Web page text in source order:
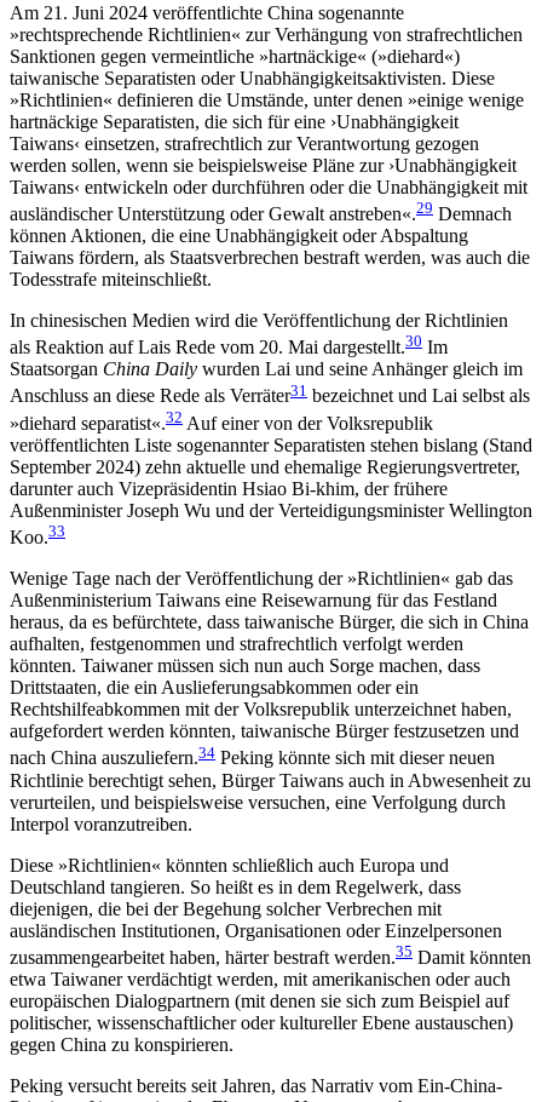
Am 21. Juni 2024 veröffentlichte China sogenannte
»rechtsprechende Richtlinien« zur Verhängung von strafrechtlichen
Sanktionen gegen vermeintliche »hartnäckige« (»diehard«)
taiwanische Separatisten oder Unabhängigkeitsaktivisten. Diese
»Richtlinien« definieren die Umstände, unter denen »einige wenige
hartnäckige Separatisten, die sich für eine ›Unabhängigkeit
Taiwans‹ einsetzen, strafrechtlich zur Ver­antwortung gezogen
werden sollen, wenn sie bei­spielsweise Pläne zur ›Unabhängigkeit
Taiwans‹ ent­wickeln oder durchführen oder die Unabhängigkeit mit
ausländischer Unterstützung oder Gewalt an­streben«.29 Demnach
können Aktionen, die eine Unabhängigkeit oder Abspaltung
Taiwans fördern, als Staatsverbrechen bestraft werden, was auch die
Todesstrafe miteinschließt.
In chinesischen Medien wird die Veröffentlichung der Richtlinien
als Reaktion auf Lais Rede vom 20. Mai dargestellt.30 Im
Staatsorgan China Daily wurden Lai und seine Anhänger gleich im
Anschluss an diese Rede als Verräter31 bezeichnet und Lai selbst als
»diehard separatist«.32 Auf einer von der Volksrepu­blik
veröffentlichten Liste sogenannter Separatisten stehen bislang (Stand
September 2024) zehn aktuelle und ehemalige Regierungsvertreter,
darunter auch Vizepräsidentin Hsiao Bi-khim, der frühere
Außenminister Joseph Wu und der Verteidigungsminister Wellington
Koo.33
Wenige Tage nach der Veröffentlichung der »Richt­linien« gab das
Außenministerium Taiwans eine Reisewarnung für das Festland
heraus, da es befürchtete, dass taiwanische Bürger, die sich in China
auf­halten, festgenommen und strafrechtlich verfolgt werden
könnten. Taiwaner müssen sich nun auch Sorge machen, dass
Drittstaaten, die ein Auslieferungs­abkommen oder ein
Rechtshilfeabkommen mit der Volksrepublik unterzeichnet haben,
aufgefordert werden könnten, taiwanische Bürger festzusetzen und
nach China auszuliefern.34 Peking könnte sich mit dieser neuen
Richtlinie berechtigt sehen, Bürger Taiwans auch in Abwesenheit zu
verurteilen, und beispielsweise versuchen, eine Verfolgung durch
Interpol voranzutreiben.
Diese »Richtlinien« könnten schließlich auch Europa und
Deutschland tangieren. So heißt es in dem Regelwerk, dass
diejenigen, die bei der Begehung solcher Verbrechen mit
ausländischen Institutionen, Organisationen oder Einzelpersonen
zusammen­gearbeitet haben, härter bestraft werden.35 Damit könnten
etwa Taiwaner verdächtigt werden, mit amerikanischen oder auch
europäischen Dialog­partnern (mit denen sie sich zum Beispiel auf
poli­tischer, wissenschaftlicher oder kultureller Ebene austauschen)
gegen China zu konspirieren.
Peking versucht bereits seit Jahren, das Narrativ vom Ein-China-